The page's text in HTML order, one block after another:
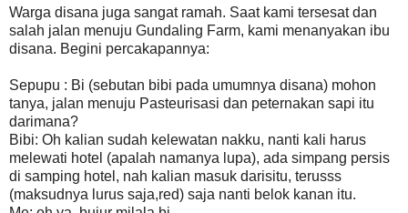
Warga disana juga sangat ramah. Saat kami tersesat dan
salah jalan menuju Gundaling Farm, kami menanyakan ibu
disana. Begini percakapannya:
Sepupu : Bi (sebutan bibi pada umumnya disana) mohon
tanya, jalan menuju Pasteurisasi dan peternakan sapi itu
darimana?
Bibi: Oh kalian sudah kelewatan nakku, nanti kali harus
melewati hotel (apalah namanya lupa), ada simpang persis
di samping hotel, nah kalian masuk darisitu, terusss
(maksudnya lurus saja,red) saja nanti belok kanan itu.